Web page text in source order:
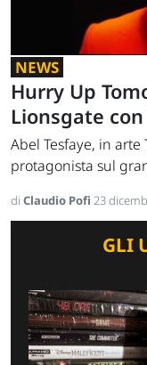
NEWS
Hurry Up
Lionsgate
Abel Tesfaye, in
protagonista sul
di Claudio Pofi 23
GLI